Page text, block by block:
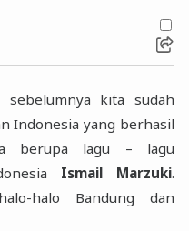
sebelumnya kita sudah
Indonesia yang berhasil
berupa lagu – lagu
Ismail Marzuki.
halo Bandung dan